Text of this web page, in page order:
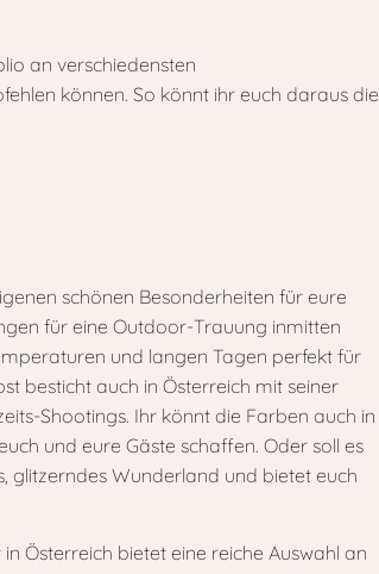
an verschiedensten
können. So könnt ihr euch daraus die
schönen Besonderheiten für eure
für eine Outdoor-Trauung inmitten
und langen Tagen perfekt für
besticht auch in Österreich mit seiner
Shootings. Ihr könnt die Farben auch in
und eure Gäste schaffen. Oder soll es
glitzerndes Wunderland und bietet euch
Österreich bietet eine reiche Auswahl an